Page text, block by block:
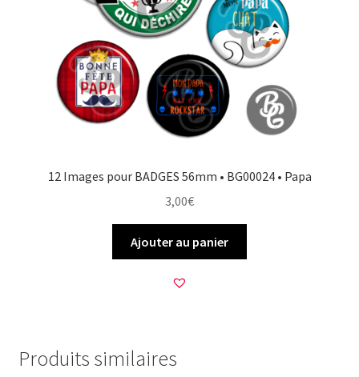
12 Images pour BADGES 56mm • BG00024 • Papa
3,00€
Ajouter au panier
Produits similaires